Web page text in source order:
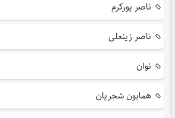
ناصر پورکرم
ناصر زینعلی
نوان
همایون شجریان